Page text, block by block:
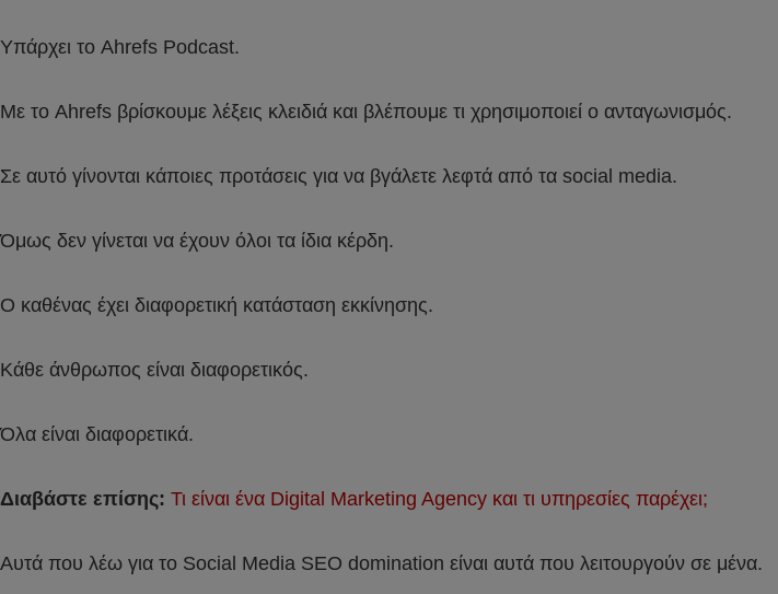
Υπάρχει το Ahrefs Podcast.
Με το Ahrefs βρίσκουμε λέξεις κλειδιά και βλέπουμε τι χρησιμοποιεί ο ανταγωνισμός.
Σε αυτό γίνονται κάποιες προτάσεις για να βγάλετε λεφτά από τα social media.
Όμως δεν γίνεται να έχουν όλοι τα ίδια κέρδη.
Ο καθένας έχει διαφορετική κατάσταση εκκίνησης.
Κάθε άνθρωπος είναι διαφορετικός.
Όλα είναι διαφορετικά.
Διαβάστε επίσης: Τι είναι ένα Digital Marketing Agency και τι υπηρεσίες παρέχει;
Αυτά που λέω για το Social Media SEO domination είναι αυτά που λειτουργούν σε μένα.